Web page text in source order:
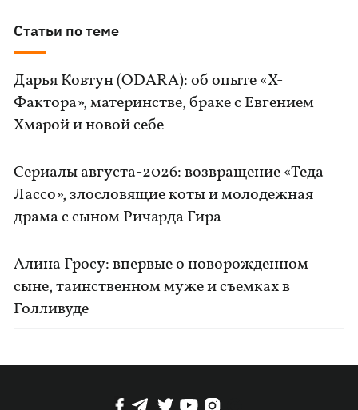
Статьи по теме
Дарья Ковтун (ODARA): об опыте «Х-
Фактора», материнстве, браке с Евгением
Хмарой и новой себе
Сериалы августа-2026: возвращение «Теда
Лассо», злословящие коты и молодежная
драма с сыном Ричарда Гира
Алина Гросу: впервые о новорожденном
сыне, таинственном муже и съемках в
Голливуде